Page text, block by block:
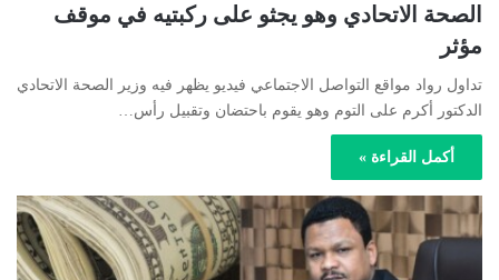
الصحة الاتحادي وهو يجثو على ركبتيه في موقف
مؤثر
تداول رواد مواقع التواصل الاجتماعي فيديو يظهر فيه وزير الصحة الاتحادي
الدكتور أكرم على التوم وهو يقوم باحتضان وتقبيل رأس…
أكمل القراءة »